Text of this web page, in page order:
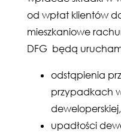
od wpłat klientów
mieszkaniowe
DFG będą
odstąpienia
przypadkach
deweloperskiej,
upadłości